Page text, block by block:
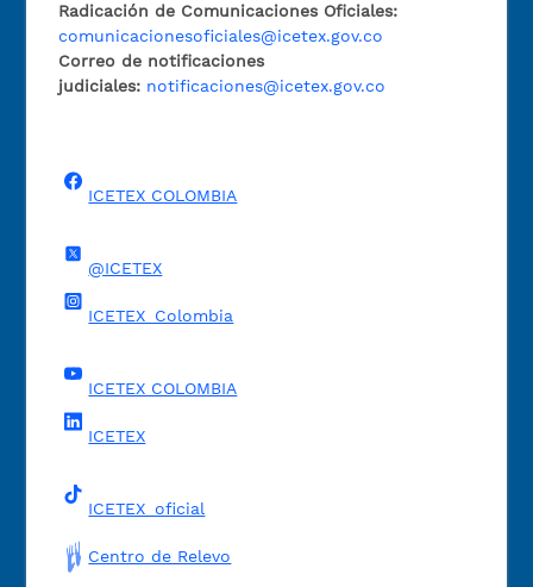
Radicación de Comunicaciones Oficiales:
comunicacionesoficiales@icetex.gov.co
Correo de notificaciones
judiciales: notificaciones@icetex.gov.co
ICETEX COLOMBIA
@ICETEX
ICETEX_Colombia
ICETEX COLOMBIA
ICETEX
ICETEX_oficial
Centro de Relevo